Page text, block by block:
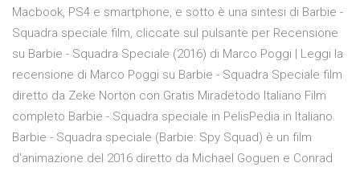
Macbook, PS4 e smartphone, e sotto è una sintesi di Barbie -
Squadra speciale film, cliccate sul pulsante per Recensione
su Barbie - Squadra Speciale (2016) di Marco Poggi | Leggi la
recensione di Marco Poggi su Barbie - Squadra Speciale film
diretto da Zeke Norton con Gratis Miradetodo Italiano Film
completo Barbie - Squadra speciale in PelisPedia in Italiano.
Barbie - Squadra speciale (Barbie: Spy Squad) è un film
d'animazione del 2016 diretto da Michael Goguen e Conrad